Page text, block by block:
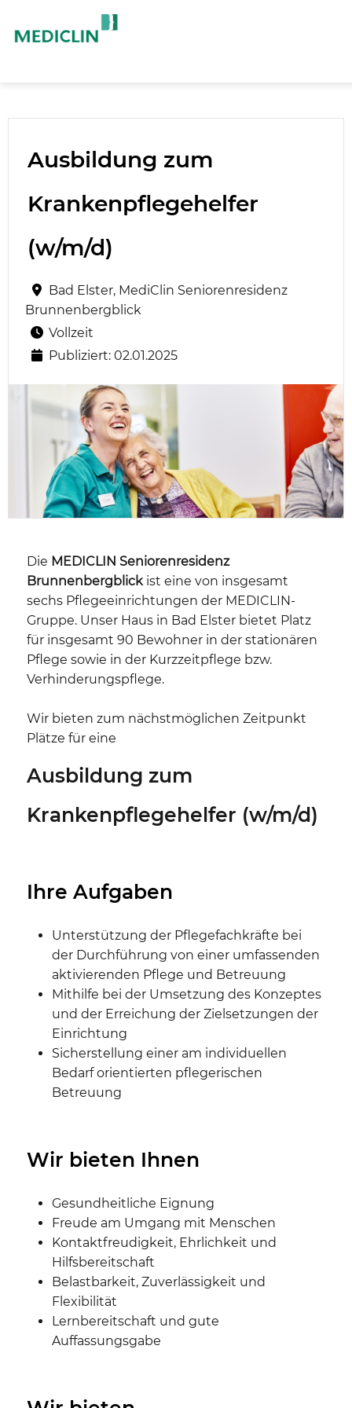
Ausbildung zum
Krankenpflegehelfer
(w/m/d)
Bad Elster, MediClin Seniorenresidenz
Brunnenbergblick
Vollzeit
Publiziert: 02.01.2025
Die MEDICLIN Seniorenresidenz
Brunnenbergblickist eine von insgesamt
sechs Pflegeeinrichtungen der MEDICLIN-
Gruppe. Unser Haus in Bad Elster bietet Platz
für insgesamt 90 Bewohner in der stationären
Pflege sowie in der Kurzzeitpflege bzw.
Verhinderungspflege.
Wir bieten zum nächstmöglichen Zeitpunkt
Plätze für eine
Ausbildung zum
Krankenpflegehelfer (w/m/d)
Ihre Aufgaben
Unterstützung der Pflegefachkräfte bei
der Durchführung von einer umfassenden
aktivierenden Pflege und Betreuung
Mithilfe bei der Umsetzung des Konzeptes
und der Erreichung der Zielsetzungen der
Einrichtung
Sicherstellung einer am individuellen
Bedarf orientierten pflegerischen
Betreuung
Wir bieten Ihnen
Gesundheitliche Eignung
Freude am Umgang mit Menschen
Kontaktfreudigkeit, Ehrlichkeit und
Hilfsbereitschaft
Belastbarkeit, Zuverlässigkeit und
Flexibilität
Lernbereitschaft und gute
Auffassungsgabe